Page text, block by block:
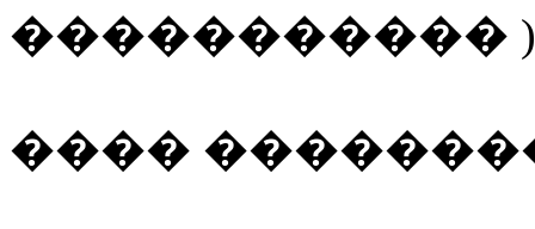
����������� )
����